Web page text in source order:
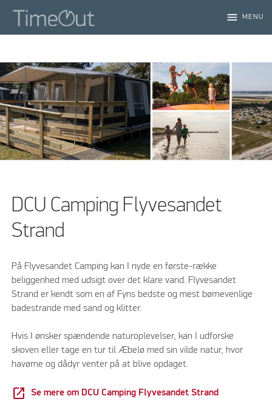
menu MENU
DCU Camping Flyvesandet
Strand
På Flyvesandet Camping kan I nyde en første-række
beliggenhed med udsigt over det klare vand. Flyvesandet
Strand er kendt som en af Fyns bedste og mest børnevenlige
badestrande med sand og klitter.
Hvis I ønsker spændende naturoplevelser, kan I udforske
skoven eller tage en tur til Æbelø med sin vilde natur, hvor
havørne og dådyr venter på at blive opdaget.
open_in_new Se mere om DCU Camping Flyvesandet Strand